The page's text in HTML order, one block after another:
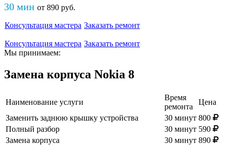
30 мин от 890 руб.
Консультация мастера Заказать ремонт
Консультация мастера Заказать ремонт
Мы принимаем:
Замена корпуса Nokia 8
Наименование услуги
Время
ремонта
Цена
Заменить заднюю крышку устройства
30 минут 800
Полный разбор
30 минут 590
Замена корпуса
30 минут 890